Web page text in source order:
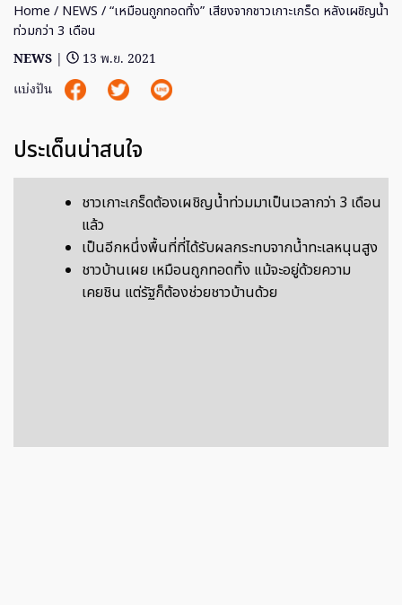
Home / NEWS / “เหมือนถูกทอดทิ้ง” เสียงจากชาวเกาะเกร็ด หลังเผชิญน้ำ
ท่วมกว่า 3 เดือน
NEWS |
13 พ.ย. 2021
แบ่งปัน
ประเด็นน่าสนใจ
ชาวเกาะเกร็ดต้องเผชิญน้ำท่วมมาเป็นเวลากว่า 3 เดือน
แล้ว
เป็นอีกหนึ่งพื้นที่ที่ได้รับผลกระทบจากน้ำทะเลหนุนสูง
ชาวบ้านเผย เหมือนถูกทอดทิ้ง แม้จะอยู่ด้วยความ
เคยชิน แต่รัฐก็ต้องช่วยชาวบ้านด้วย